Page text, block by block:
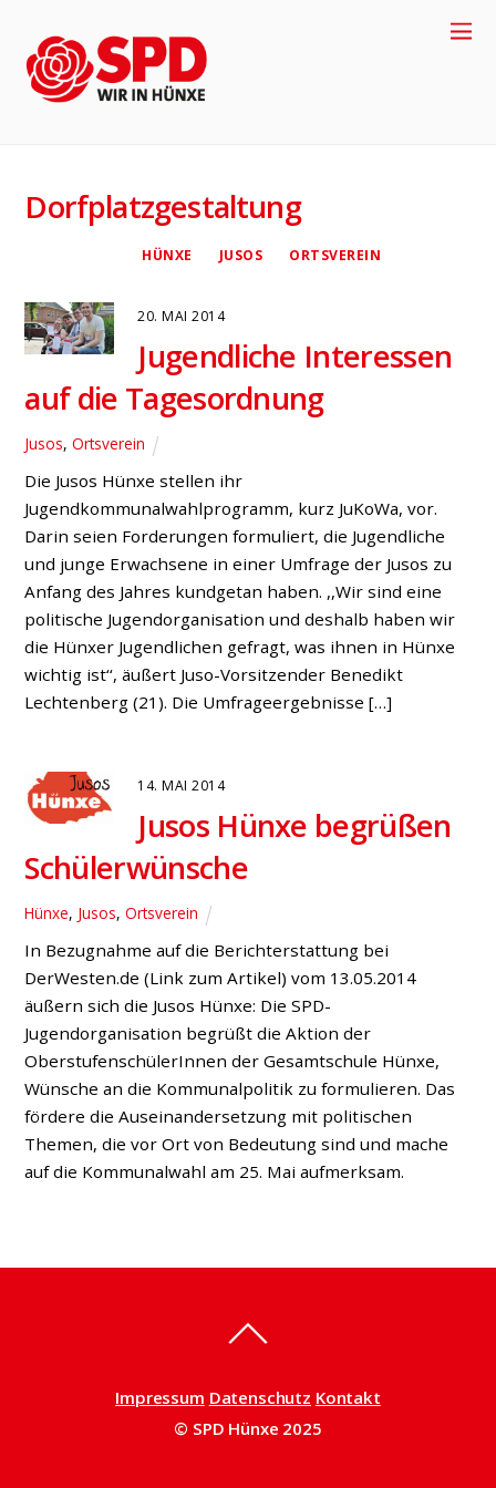
Dorfplatzgestaltung
HÜNXE JUSOS ORTSVEREIN
20. MAI 2014
Jugendliche Interessen
auf die Tagesordnung
Jusos,Ortsverein
Die Jusos Hünxe stellen ihr
Jugendkommunalwahlprogramm, kurz JuKoWa, vor.
Darin seien Forderungen formuliert, die Jugendliche
und junge Erwachsene in einer Umfrage der Jusos zu
Anfang des Jahres kundgetan haben. ,,Wir sind eine
politische Jugendorganisation und deshalb haben wir
die Hünxer Jugendlichen gefragt, was ihnen in Hünxe
wichtig ist‘‘, äußert Juso-Vorsitzender Benedikt
Lechtenberg (21). Die Umfrageergebnisse […]
14. MAI 2014
Jusos Hünxe begrüßen
Schülerwünsche
Hünxe, Jusos,Ortsverein
In Bezugnahme auf die Berichterstattung bei
DerWesten.de (Link zum Artikel) vom 13.05.2014
äußern sich die Jusos Hünxe: Die SPD-
Jugendorganisation begrüßt die Aktion der
OberstufenschülerInnen der Gesamtschule Hünxe,
Wünsche an die Kommunalpolitik zu formulieren. Das
fördere die Auseinandersetzung mit politischen
Themen, die vor Ort von Bedeutung sind und mache
auf die Kommunalwahl am 25. Mai aufmerksam.
Impressum Datenschutz Kontakt
© SPD Hünxe 2025